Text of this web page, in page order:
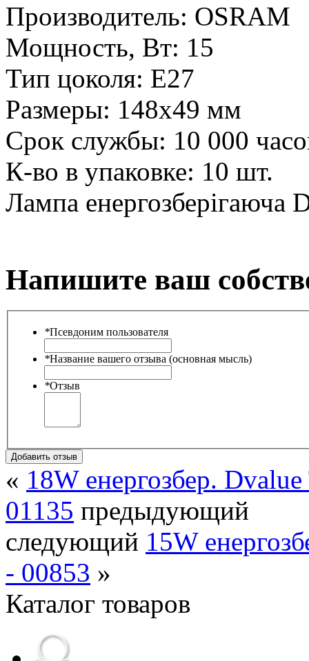
Производитель: OSRAM
Мощность, Вт: 15
Тип цоколя: Е27
Размеры: 148х49 мм
Срок службы: 10 000
К-во в упаковке: 10 шт.
Лампа енергозберігаюча
Напишите ваш
*Псевдоним пользователя
*Название вашего отзыва (основная мысль)
*Отзыв
Добавить отзыв
« 18W енергозбер.
01135 предыдующий
следующий 15W
- 00853 »
Каталог товаров